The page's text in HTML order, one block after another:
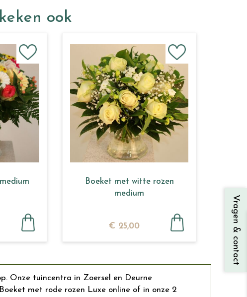
ook
Boeket met witte rozen
medium
€ 25,00
Onze tuincentra in Zoersel en Deurne
met rode rozen Luxe online of in onze 2
Vragen & contact